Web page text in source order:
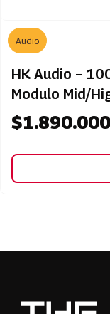
Audio
HK Audio –
Modulo Mid/
$1.890.000